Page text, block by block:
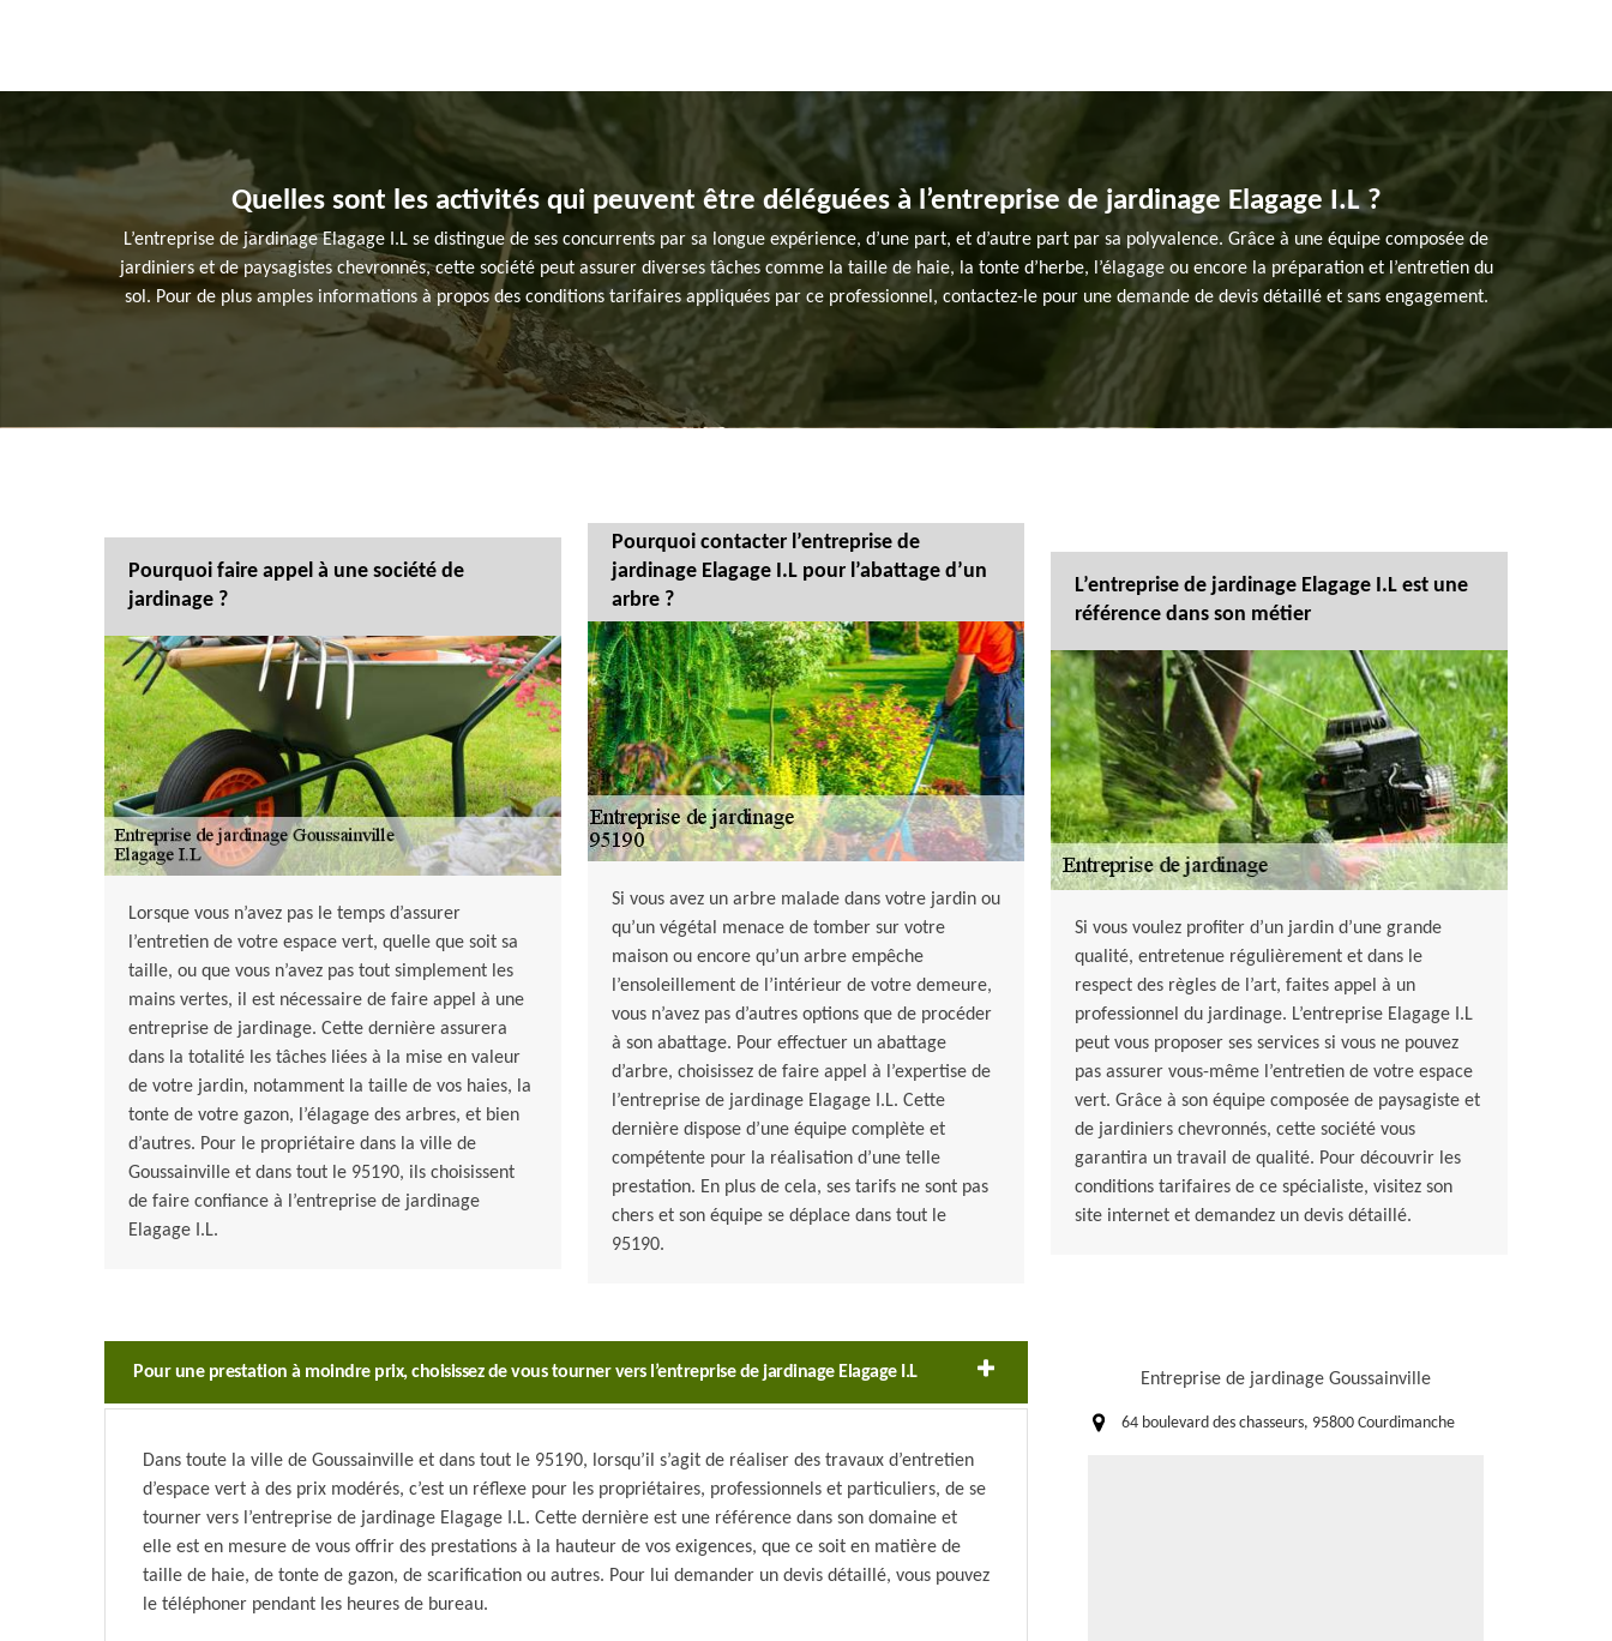
Quelles sont les activités qui peuvent être déléguées à l’entreprise de jardinage Elagage I.L ?
L’entreprise de jardinage Elagage I.L se distingue de ses concurrents par sa longue expérience, d’une part, et d’autre part par sa polyvalence. Grâce à une équipe composée de
jardiniers et de paysagistes chevronnés, cette société peut assurer diverses tâches comme la taille de haie, la tonte d’herbe, l’élagage ou encore la préparation et l’entretien du
sol. Pour de plus amples informations à propos des conditions tarifaires appliquées par ce professionnel, contactez-le pour une demande de devis détaillé et sans engagement.
Pourquoi faire appel à une société de
jardinage ?
Lorsque vous n’avez pas le temps d’assurer
l’entretien de votre espace vert, quelle que soit sa
taille, ou que vous n’avez pas tout simplement les
mains vertes, il est nécessaire de faire appel à une
entreprise de jardinage. Cette dernière assurera
dans la totalité les tâches liées à la mise en valeur
de votre jardin, notamment la taille de vos haies, la
tonte de votre gazon, l’élagage des arbres, et bien
d’autres. Pour le propriétaire dans la ville de
Goussainville et dans tout le 95190, ils choisissent
de faire confiance à l’entreprise de jardinage
Elagage I.L.
Pourquoi contacter l’entreprise de
jardinage Elagage I.L pour l’abattage d’un
arbre ?
Si vous avez un arbre malade dans votre jardin ou
qu’un végétal menace de tomber sur votre
maison ou encore qu’un arbre empêche
l’ensoleillement de l’intérieur de votre demeure,
vous n’avez pas d’autres options que de procéder
à son abattage. Pour effectuer un abattage
d’arbre, choisissez de faire appel à l’expertise de
l’entreprise de jardinage Elagage I.L. Cette
dernière dispose d’une équipe complète et
compétente pour la réalisation d’une telle
prestation. En plus de cela, ses tarifs ne sont pas
chers et son équipe se déplace dans tout le
95190.
L’entreprise de jardinage Elagage I.L est une
référence dans son métier
Si vous voulez profiter d’un jardin d’une grande
qualité, entretenue régulièrement et dans le
respect des règles de l’art, faites appel à un
professionnel du jardinage. L’entreprise Elagage I.L
peut vous proposer ses services si vous ne pouvez
pas assurer vous-même l’entretien de votre espace
vert. Grâce à son équipe composée de paysagiste et
de jardiniers chevronnés, cette société vous
garantira un travail de qualité. Pour découvrir les
conditions tarifaires de ce spécialiste, visitez son
site internet et demandez un devis détaillé.
Pour une prestation à moindre prix, choisissez de vous tourner vers l’entreprise de jardinage Elagage I.L
Dans toute la ville de Goussainville et dans tout le 95190, lorsqu’il s’agit de réaliser des travaux d’entretien
d’espace vert à des prix modérés, c’est un réflexe pour les propriétaires, professionnels et particuliers, de se
tourner vers l’entreprise de jardinage Elagage I.L. Cette dernière est une référence dans son domaine et
elle est en mesure de vous offrir des prestations à la hauteur de vos exigences, que ce soit en matière de
taille de haie, de tonte de gazon, de scarification ou autres. Pour lui demander un devis détaillé, vous pouvez
le téléphoner pendant les heures de bureau.
Entreprise de jardinage Goussainville
64 boulevard des chasseurs, 95800 Courdimanche